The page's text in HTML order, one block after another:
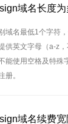
域名长度
域名最低1个字符
供英文字母（a-z
能使用空格及特殊
册。
域名续费